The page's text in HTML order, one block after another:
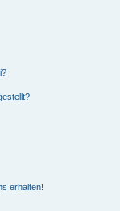
erhalten!